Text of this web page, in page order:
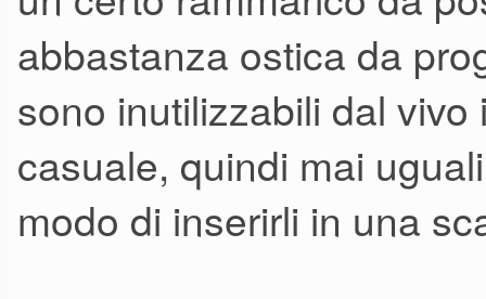
abbastanza ostica da
sono inutilizzabili dal
casuale, quindi mai
modo di inserirli in una